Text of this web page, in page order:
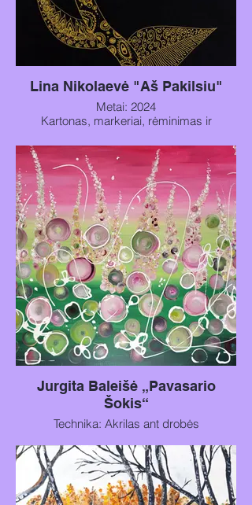
Lina Nikolaevė "Aš Pakilsiu"
Metai: 2024
Kartonas, markeriai, rėminimas ir
Matmenys: 50x25 cm
Jurgita Baleišė „Pavasario
Šokis“
Technika: Akrilas ant drobės